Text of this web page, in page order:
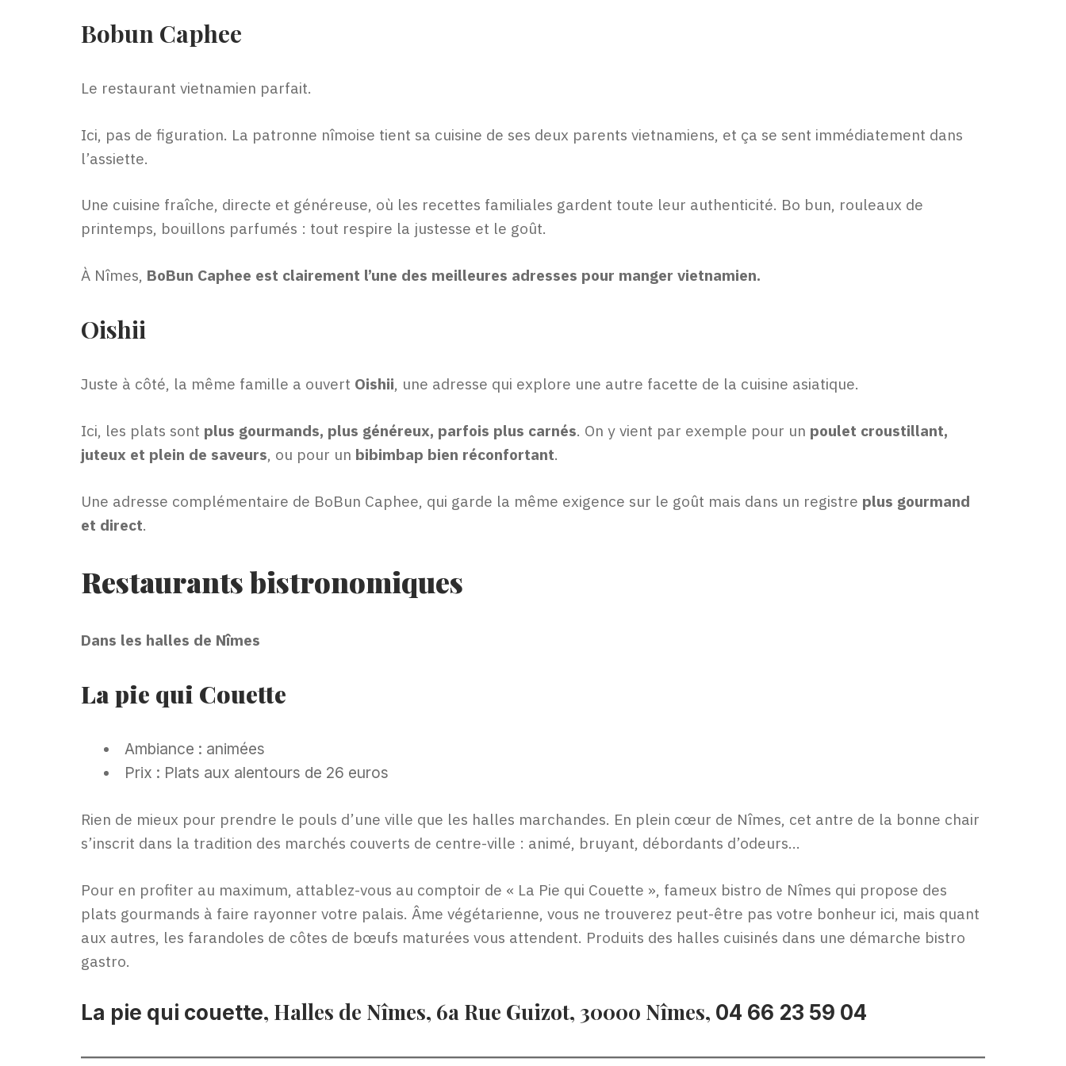
Bobun Caphee
Le restaurant vietnamien parfait.
Ici, pas de figuration. La patronne nîmoise tient sa cuisine de ses deux parents vietnamiens, et ça se sent immédiatement dans
l’assiette.
Une cuisine fraîche, directe et généreuse, où les recettes familiales gardent toute leur authenticité. Bo bun, rouleaux de
printemps, bouillons parfumés : tout respire la justesse et le goût.
À Nîmes, BoBun Caphee est clairement l’une des meilleures adresses pour manger vietnamien.
Oishii
Juste à côté, la même famille a ouvert Oishii, une adresse qui explore une autre facette de la cuisine asiatique.
Ici, les plats sont plus gourmands, plus généreux, parfois plus carnés. On y vient par exemple pour un poulet croustillant,
juteux et plein de saveurs, ou pour un bibimbap bien réconfortant.
Une adresse complémentaire de BoBun Caphee, qui garde la même exigence sur le goût mais dans un registre plus gourmand
et direct.
Restaurants bistronomiques
Dans les halles de Nîmes
La pie qui Couette
Ambiance : animées
Prix : Plats aux alentours de 26 euros
Rien de mieux pour prendre le pouls d’une ville que les halles marchandes. En plein cœur de Nîmes, cet antre de la bonne chair
s’inscrit dans la tradition des marchés couverts de centre-ville : animé, bruyant, débordants d’odeurs…
Pour en profiter au maximum, attablez-vous au comptoir de « La Pie qui Couette », fameux bistro de Nîmes qui propose des
plats gourmands à faire rayonner votre palais. Âme végétarienne, vous ne trouverez peut-être pas votre bonheur ici, mais quant
aux autres, les farandoles de côtes de bœufs maturées vous attendent. Produits des halles cuisinés dans une démarche bistro
gastro.
La pie qui couette, Halles de Nîmes, 6a Rue Guizot, 30000 Nîmes, 04 66 23 59 04